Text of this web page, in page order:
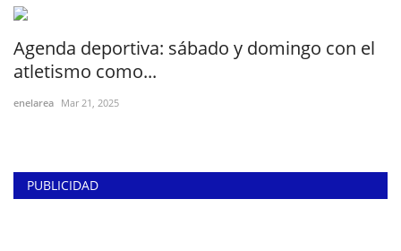
Agenda deportiva: sábado y domingo con el
atletismo como...
enelarea Mar 21, 2025
PUBLICIDAD